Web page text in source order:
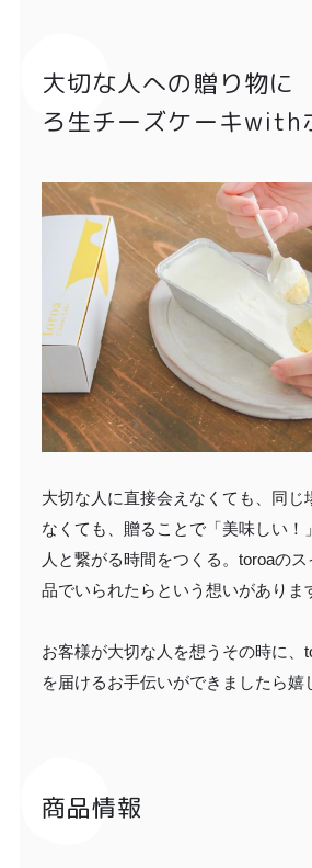
大切な人への贈り物
ろ生チーズケーキwith
大切な人に直接会えなくても、同じ
なくても、贈ることで「美味しい！
人と繋がる時間をつくる。toroaの
品でいられたらという想いがありま
お客様が大切な人を想うその時に、
を届けるお手伝いができましたら嬉
商品情報